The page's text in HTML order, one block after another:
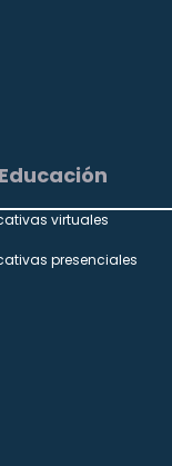
virtuales
presenciales